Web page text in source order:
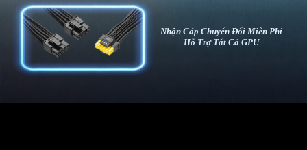
Nhận Cáp Chuyển Đổi Miễn Phí
Hỗ Trợ Tất Cả GPU